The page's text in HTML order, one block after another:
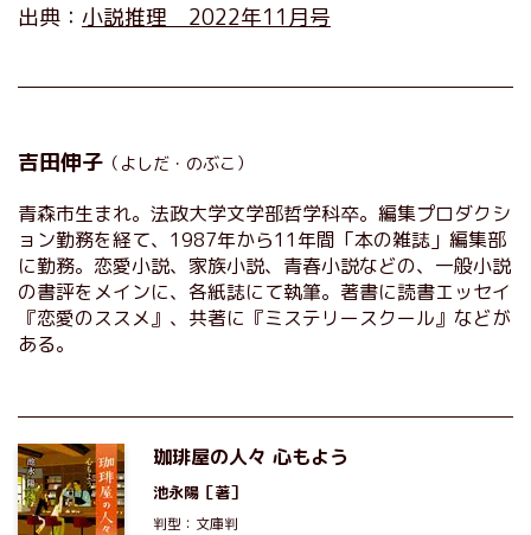
出典： 小説推理 2022年11月号
吉田伸子 （よしだ・のぶこ）
青森市生まれ。法政大学文学部哲学科卒。編集プロダクシ
ョン勤務を経て、1987年から11年間「本の雑誌」編集部
に勤務。恋愛小説、家族小説、青春小説などの、一般小説
の書評をメインに、各紙誌にて執筆。著書に読書エッセイ
『恋愛のススメ』、共著に『ミステリースクール』などが
ある。
珈琲屋の人々 心もよう
池永陽 ［著］
判型：文庫判